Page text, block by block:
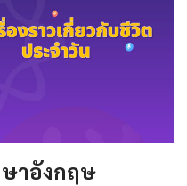
าอังกฤษ